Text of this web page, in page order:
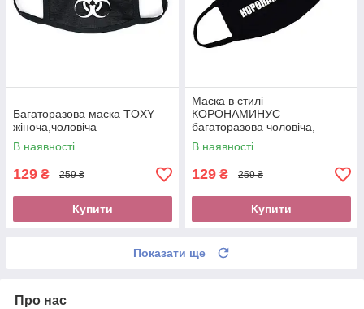
Багаторазова маска TOXY
жіноча,чоловіча
В наявності
129 ₴ 259 ₴
Купити
Маска в стилі
КОРОНАМИНУС
багаторазова чоловіча,
жіноча, підліткова
В наявності
129 ₴ 259 ₴
Купити
Показати ще
Про нас